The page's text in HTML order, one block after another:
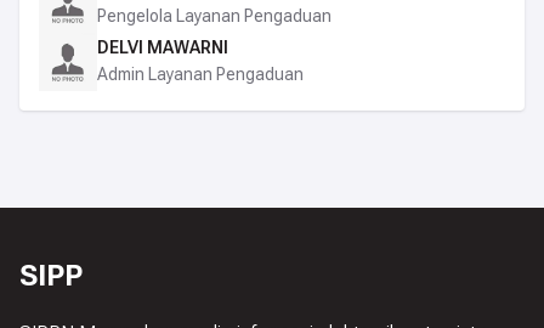
Pengelola Layanan Pengaduan
DELVI MAWARNI
Admin Layanan Pengaduan
SIPP